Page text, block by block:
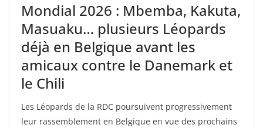
Mondial 2026 : Mbemba, Kakuta,
Masuaku… plusieurs Léopards
déjà en Belgique avant les
amicaux contre le Danemark et
le Chili
Les Léopards de la RDC poursuivent progressivement
leur rassemblement en Belgique en vue des prochains